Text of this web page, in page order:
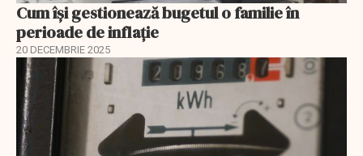
Cum își gestionează bugetul o familie în
perioade de inflație
20 DECEMBRIE 2025